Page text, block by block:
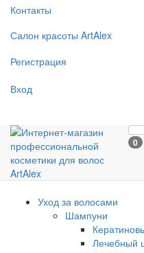
Контакты
Салон красоты ArtAlex
Регистрация
Вход
0
Уход за волосами
Шампуни
Лечебный